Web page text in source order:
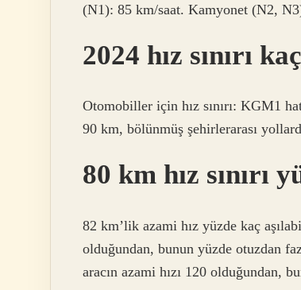
(N1): 85 km/saat. Kamyonet (N2,
2024 hız sınırı
Otomobiller için hız sınırı: KGM1
90 km, bölünmüş şehirlerarası
80 km hız sınırı
82 km’lik azami hız yüzde kaç
olduğundan, bunun yüzde otuzdan
aracın azami hızı 120 olduğundan,